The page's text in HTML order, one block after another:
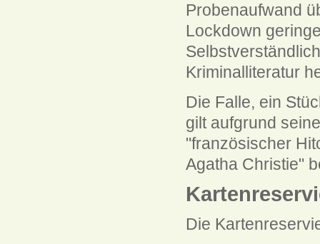
Probenaufwand
Lockdown
Kriminalliteratur
Die Falle, ein
gilt aufgrund
"französischer
Agatha Christie"
Die